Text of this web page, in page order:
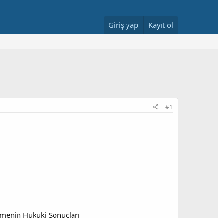
Giriş yap Kayıt ol
#1
Hukuki Sonuçları